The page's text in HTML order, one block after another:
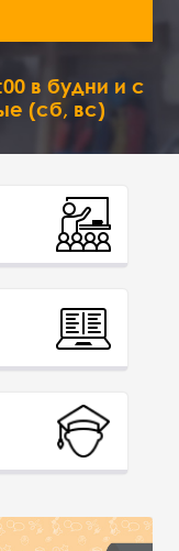
в будни и с
(сб, вс)